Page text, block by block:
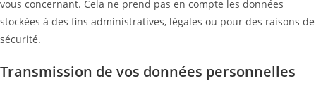
vous concernant. Cela ne prend pas en compte les données
stockées à des fins administratives, légales ou pour des raisons de
sécurité.
Transmission de vos données personnelles